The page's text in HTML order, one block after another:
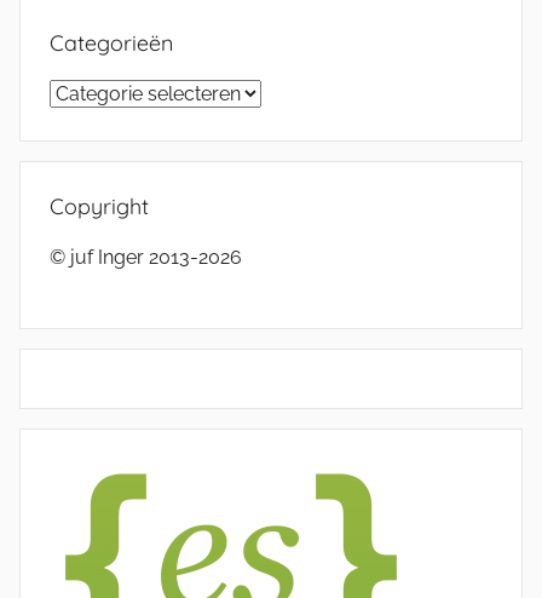
Categorieën
Categorieën
Copyright
© juf Inger 2013-2026